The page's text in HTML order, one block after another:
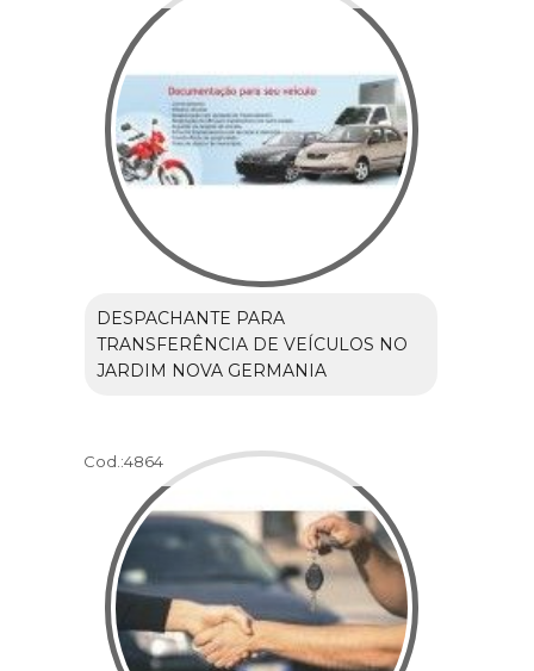
DESPACHANTE PARA
TRANSFERÊNCIA DE VEÍCULOS NO
JARDIM NOVA GERMANIA
Cod.:4864